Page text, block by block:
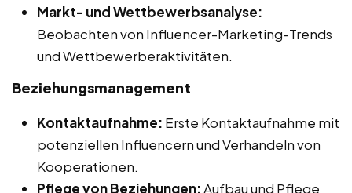
Markt- und Wettbewerbsanalyse:
Beobachten von Influencer-Marketing-Trends
und Wettbewerberaktivitäten.
Beziehungsmanagement
Kontaktaufnahme: Erste Kontaktaufnahme mit
potenziellen Influencern und Verhandeln von
Kooperationen.
Pflege von Beziehungen:Aufbau und Pflege